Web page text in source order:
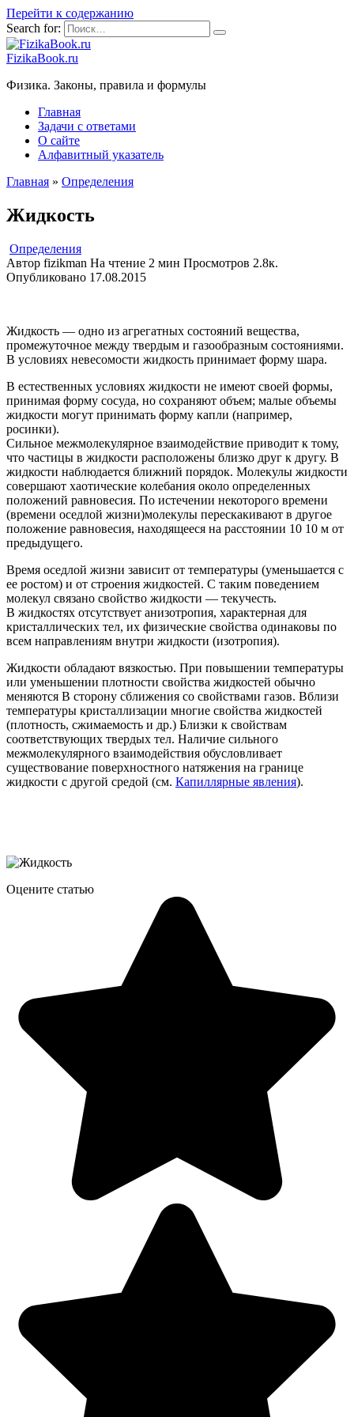
Перейти к содержанию
Search for:
FizikaBook.ru
Физика. Законы, правила и формулы
Главная
Задачи с ответами
О сайте
Алфавитный указатель
Главная » Определения
Жидкость
Определения
Автор fizikman На чтение 2 мин Просмотров 2.8к.
Опубликовано 17.08.2015
Жидкость — одно из агрегатных состояний вещества,
промежуточное между твердым и газообразным состояниями.
В условиях невесомости жидкость принимает форму шара.
В естественных условиях жидкости не имеют своей формы,
принимая форму сосуда, но сохраняют объем; малые объемы
жидкости могут принимать форму капли (например,
росинки).
Сильное межмолекулярное взаимодействие приводит к тому,
что частицы в жидкости расположены близко друг к другу. В
жидкости наблюдается ближний порядок. Молекулы жидкости
совершают хаотические колебания около определенных
положений равновесия. По истечении некоторого времени
(времени оседлой жизни)молекулы перескакивают в другое
положение равновесия, находящееся на расстоянии 10 10 м от
предыдущего.
Время оседлой жизни зависит от температуры (уменьшается с
ее ростом) и от строения жидкостей. С таким поведением
молекул связано свойство жидкости — текучесть.
В жидкостях отсутствует анизотропия, характерная для
кристаллических тел, их физические свойства одинаковы по
всем направлениям внутри жидкости (изотропия).
Жидкости обладают вязкостью. При повышении температуры
или уменьшении плотности свойства жидкостей обычно
меняются В сторону сближения со свойствами газов. Вблизи
температуры кристаллизации многие свойства жидкостей
(плотность, сжимаемость и др.) Близки к свойствам
соответствующих твердых тел. Наличие сильного
межмолекулярного взаимодействия обусловливает
существование поверхностного натяжения на границе
жидкости с другой средой (см. Капиллярные явления).
Оцените статью